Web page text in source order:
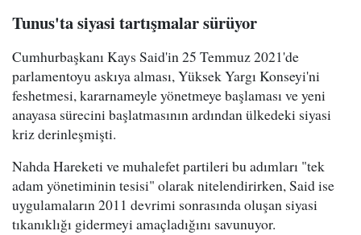
Tunus'ta siyasi tartışmalar sürüyor
Cumhurbaşkanı Kays Said'in 25 Temmuz 2021'de
parlamentoyu askıya alması, Yüksek Yargı Konseyi'ni
feshetmesi, kararnameyle yönetmeye başlaması ve yeni
anayasa sürecini başlatmasının ardından ülkedeki siyasi
kriz derinleşmişti.
Nahda Hareketi ve muhalefet partileri bu adımları "tek
adam yönetiminin tesisi" olarak nitelendirirken, Said ise
uygulamaların 2011 devrimi sonrasında oluşan siyasi
tıkanıklığı gidermeyi amaçladığını savunuyor.